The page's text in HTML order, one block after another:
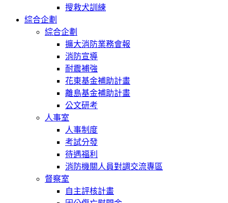
搜救犬訓練
綜合企劃
綜合企劃
擴大消防業務會報
消防宣導
耐震補強
花東基金補助計畫
離島基金補助計畫
公文研考
人事室
人事制度
考試分發
待遇福利
消防機關人員對調交流專區
督察室
自主評核計畫